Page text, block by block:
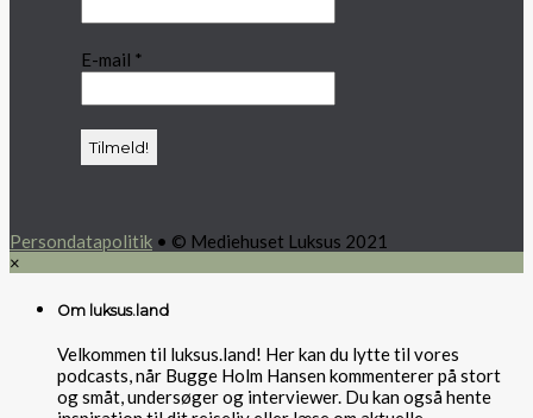
E-mail *
Persondatapolitik • © Mediehuset Luksus 2021
×
Om luksus.land
Velkommen til luksus.land! Her kan du lytte til vores
podcasts, når Bugge Holm Hansen kommenterer på stort
og småt, undersøger og interviewer. Du kan også hente